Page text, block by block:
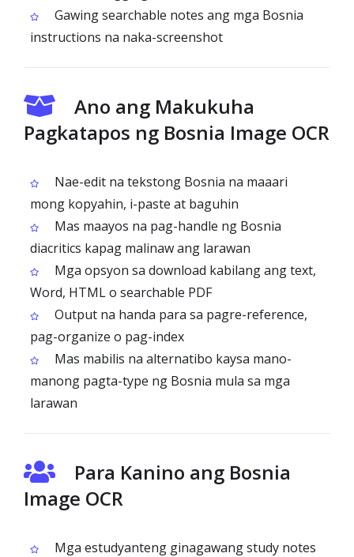
Gawing searchable notes ang mga Bosnia
instructions na naka-screenshot
Ano ang Makukuha
Pagkatapos ng Bosnia Image OCR
Nae-edit na tekstong Bosnia na maaari
mong kopyahin, i-paste at baguhin
Mas maayos na pag-handle ng Bosnia
diacritics kapag malinaw ang larawan
Mga opsyon sa download kabilang ang text,
Word, HTML o searchable PDF
Output na handa para sa pagre-reference,
pag-organize o pag-index
Mas mabilis na alternatibo kaysa mano-
manong pagta-type ng Bosnia mula sa mga
larawan
Para Kanino ang Bosnia
Image OCR
Mga estudyanteng ginagawang study notes